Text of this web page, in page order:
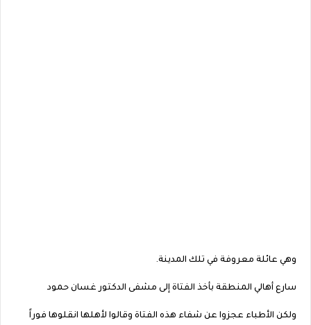
وهي عائلة معروفة في تلك المدينة.
سارع أهالي المنطقة بأخذ الفتاة إلى مشفى الدكتور غسان حمود
ولكن الأطباء عجزوا عن شفاء هذه الفتاة وقالوا لأهلها انقلوها فوراً